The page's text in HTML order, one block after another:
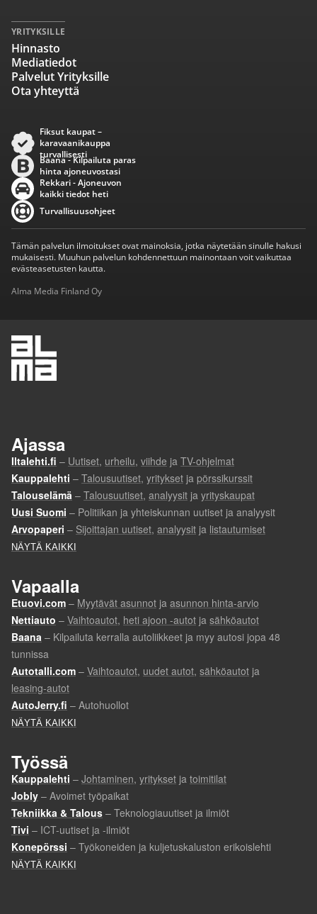
YRITYKSILLE
Hinnasto
Mediatiedot
Palvelut Yrityksille
Ota yhteyttä
Fiksut kaupat –
karavaanikauppa
turvallisesti
Baana - Kilpailuta paras
hinta ajoneuvostasi
Rekkari - Ajoneuvon
kaikki tiedot heti
Turvallisuusohjeet
Tämän palvelun ilmoitukset ovat mainoksia, jotka näytetään sinulle hakusi
mukaisesti. Muuhun palvelun kohdennettuun mainontaan voit vaikuttaa
evästeasetusten kautta.
Alma Media Finland Oy